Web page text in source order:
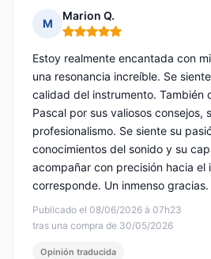
M
Marion Q.
Nota: 5 de 5
Publicado el 08/06/2026 à 07h23
tras una compra de 30/05/2026
Estoy realmente encantada con
una resonancia increíble. Se
calidad del instrumento. También
Pascal por sus valiosos consejos,
profesionalismo. Se siente su
conocimientos del sonido y su
acompañar con precisión hacia el
corresponde. Un inmenso gracias.
Opinión traducida